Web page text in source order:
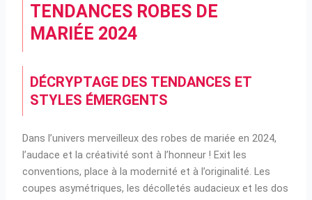
TENDANCES ROBES DE
MARIÉE 2024
DÉCRYPTAGE DES TENDANCES ET
STYLES ÉMERGENTS
Dans l’univers merveilleux des robes de mariée en 2024,
l’audace et la créativité sont à l’honneur ! Exit les
conventions, place à la modernité et à l’originalité. Les
coupes asymétriques, les décolletés audacieux et les dos